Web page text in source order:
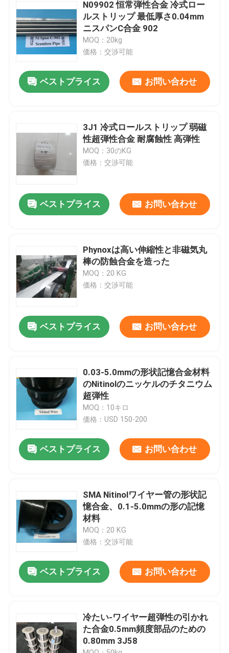
製品
ビデオ
わたしたち に つい て
品質管理
ニュース
引金 を 求め て ください
N09902 恒常弾性合金 冷式ロー
ルストリップ 最低厚さ0.04mm
ニスパンC合金 902
MOQ：20kg
価格：交渉可能
ベストプライス お問い合わせ
3J1 冷式ロールストリップ 弱磁
性超弾性合金 耐腐蝕性 高弾性
MOQ：30のKG
価格：交渉可能
ベストプライス お問い合わせ
Phynoxは高い伸縮性と非磁気丸
棒の防蝕合金を造った
MOQ：20 KG
価格：交渉可能
ベストプライス お問い合わせ
0.03-5.0mmの形状記憶合金材料
のNitinolのニッケルのチタニウム
超弾性
MOQ：10キロ
価格：USD 150-200
ベストプライス お問い合わせ
SMA Nitinolワイヤー管の形状記
憶合金、0.1-5.0mmの形の記憶
材料
MOQ：20 KG
価格：交渉可能
ベストプライス お問い合わせ
冷たい-ワイヤー超弾性の引かれ
た合金0.5mm頻度部品のための
0.80mm 3J58